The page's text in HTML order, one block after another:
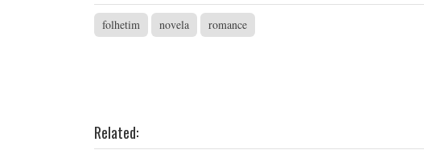
folhetim novela romance
Related: